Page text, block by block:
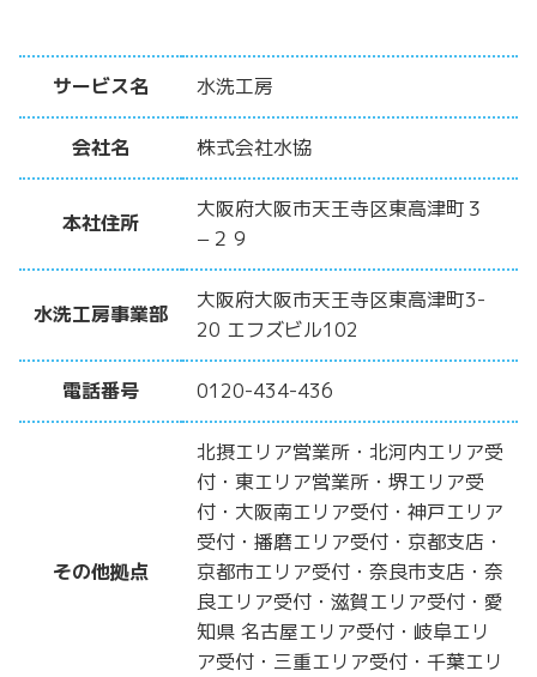
サービス名 水洗工房
会社名 株式会社水協
本社住所
大阪府大阪市天王寺区東高津町３
−２９
水洗工房事業部
大阪府大阪市天王寺区東高津町3-
20 エフズビル102
電話番号 0120-434-436
その他拠点
北摂エリア営業所・北河内エリア受
付・東エリア営業所・堺エリア受
付・大阪南エリア受付・神戸エリア
受付・播磨エリア受付・京都支店・
京都市エリア受付・奈良市支店・奈
良エリア受付・滋賀エリア受付・愛
知県 名古屋エリア受付・岐阜エリ
ア受付・三重エリア受付・千葉エリ